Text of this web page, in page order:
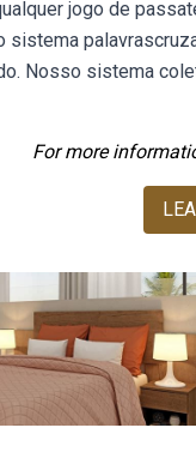
jogo de
sistema
Nosso sistema
For more